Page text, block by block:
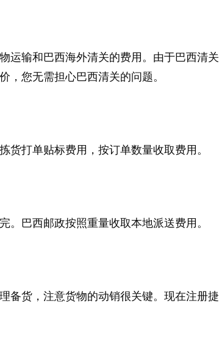
运输和巴西海外清关的费用。由于巴西清关
您无需担心巴西清关的问题。
打单贴标费用，按订单数量收取费用。
巴西邮政按照重量收取本地派送费用。
备货，注意货物的动销很关键。现在注册捷